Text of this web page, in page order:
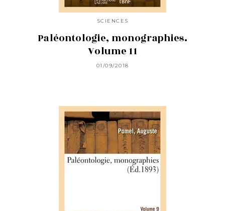
SCIENCES
Paléontologie, monographies.
Volume 11
01/09/2018